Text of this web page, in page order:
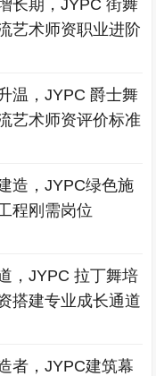
长期，JYPC 街舞
艺术师资职业进阶
温，JYPC 爵士舞
艺术师资评价标准
造，JYPC绿色施
程刚需岗位
，JYPC 拉丁舞培
搭建专业成长通道
者，JYPC建筑幕